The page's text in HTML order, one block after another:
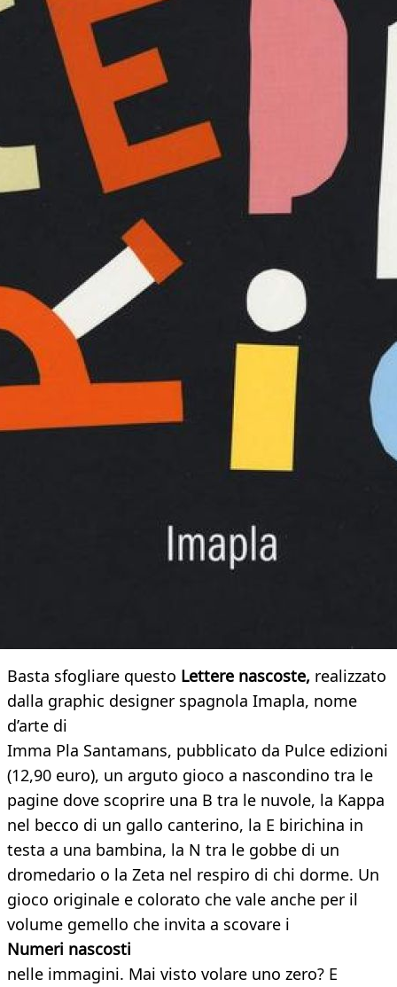
Basta sfogliare questo Lettere nascoste, realizzato
dalla graphic designer spagnola Imapla, nome
d’arte di
Imma Pla Santamans, pubblicato da Pulce edizioni
(12,90 euro), un arguto gioco a nascondino tra le
pagine dove scoprire una B tra le nuvole, la Kappa
nel becco di un gallo canterino, la E birichina in
testa a una bambina, la N tra le gobbe di un
dromedario o la Zeta nel respiro di chi dorme. Un
gioco originale e colorato che vale anche per il
volume gemello che invita a scovare i
Numeri nascosti
nelle immagini. Mai visto volare uno zero? E